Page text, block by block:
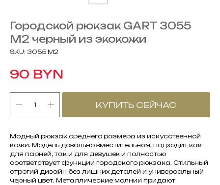
Городской рюкзак GART 3055
М2 черный из экокожи
SKU: 3055 М2
90 BYN
КУПИТЬ СЕЙЧАС
Модный рюкзак среднего размера из искусственной
кожи. Модель довольно вместительная, подходит как
для парней, так и для девушек и полностью
соответствует функции городского рюкзака. Стильный
строгий дизайн без лишних деталей и универсальный
черный цвет. Металлические молнии придают